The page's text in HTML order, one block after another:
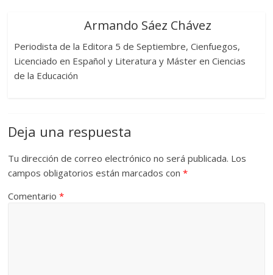
Armando Sáez Chávez
Periodista de la Editora 5 de Septiembre, Cienfuegos,
Licenciado en Español y Literatura y Máster en Ciencias
de la Educación
Deja una respuesta
Tu dirección de correo electrónico no será publicada. Los
campos obligatorios están marcados con*
Comentario*